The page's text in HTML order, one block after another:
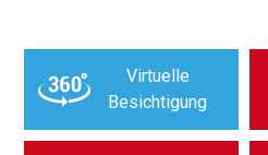
Virtuelle
Besichtigung